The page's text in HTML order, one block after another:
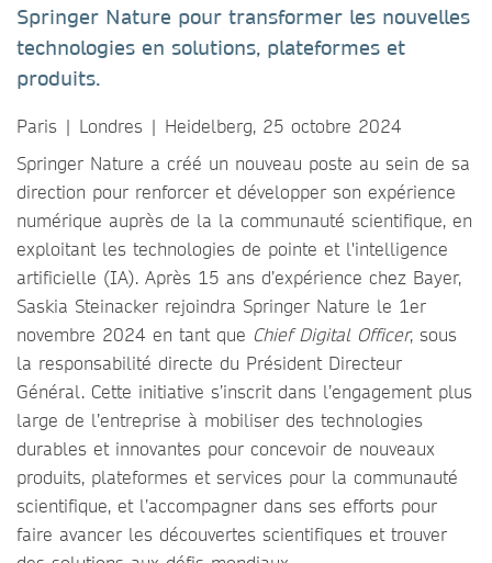
Springer Nature pour transformer les nouvelles
technologies en solutions, plateformes et
produits.
Paris | Londres | Heidelberg, 25 octobre 2024
Springer Nature a créé un nouveau poste au sein de sa
direction pour renforcer et développer son expérience
numérique auprès de la la communauté scientifique, en
exploitant les technologies de pointe et l'intelligence
artificielle (IA). Après 15 ans d’expérience chez Bayer,
Saskia Steinacker rejoindra Springer Nature le 1er
novembre 2024 en tant que Chief Digital Officer, sous
la responsabilité directe du Président Directeur
Général. Cette initiative s’inscrit dans l’engagement plus
large de l’entreprise à mobiliser des technologies
durables et innovantes pour concevoir de nouveaux
produits, plateformes et services pour la communauté
scientifique, et l’accompagner dans ses efforts pour
faire avancer les découvertes scientifiques et trouver